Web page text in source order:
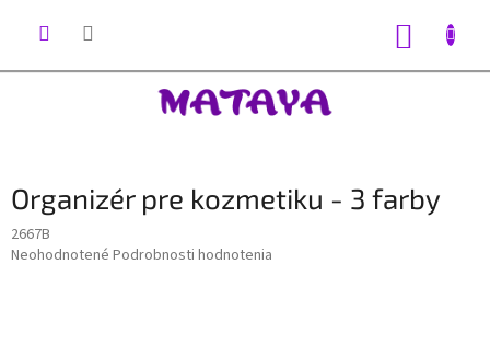
Organizér pre kozmetiku - 3 farby
2667B
Priemerné
Neohodnotené Podrobnosti hodnotenia